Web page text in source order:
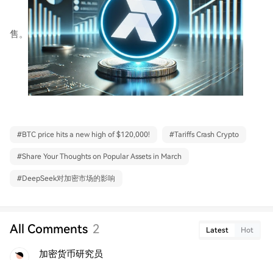
售。
#BTC price hits a new high of $120,000! #Tariffs Crash Crypto
#Share Your Thoughts on Popular Assets in March
#DeepSeek对加密市场的影响
All Comments 2 Latest Hot
加密货币研究员